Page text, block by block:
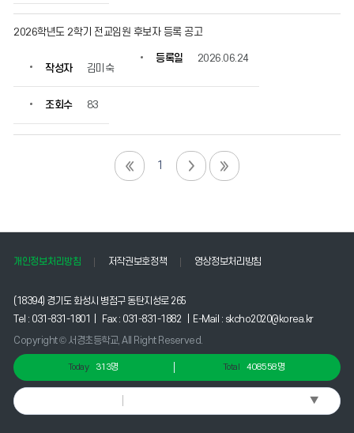
2026학년도 2학기 전교임원 후보자 등록 공고
작성자 김미숙
등록일 2026.06.24
조회수 83
1
개인정보처리방침 저작권보호정책 영상정보처리방침
(18394) 경기도 화성시 병점구 동탄지성로 265
Tel : 031-831-1801 | Fax : 031-831-1882 | E-Mail : skcho2020@korea.kr
Copyright © 서경초등학교, All Right Reserved.
Today 313명 Total 408558명
▼